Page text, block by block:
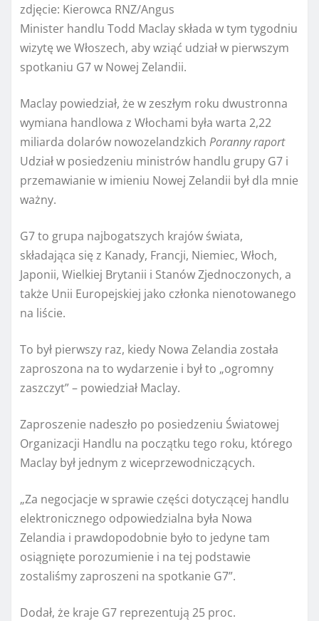
zdjęcie: Kierowca RNZ/Angus
Minister handlu Todd Maclay składa w tym tygodniu
wizytę we Włoszech, aby wziąć udział w pierwszym
spotkaniu G7 w Nowej Zelandii.
Maclay powiedział, że w zeszłym roku dwustronna
wymiana handlowa z Włochami była warta 2,22
miliarda dolarów nowozelandzkich Poranny raport
Udział w posiedzeniu ministrów handlu grupy G7 i
przemawianie w imieniu Nowej Zelandii był dla mnie
ważny.
G7 to grupa najbogatszych krajów świata,
składająca się z Kanady, Francji, Niemiec, Włoch,
Japonii, Wielkiej Brytanii i Stanów Zjednoczonych, a
także Unii Europejskiej jako członka nienotowanego
na liście.
To był pierwszy raz, kiedy Nowa Zelandia została
zaproszona na to wydarzenie i był to „ogromny
zaszczyt” – powiedział Maclay.
Zaproszenie nadeszło po posiedzeniu Światowej
Organizacji Handlu na początku tego roku, którego
Maclay był jednym z wiceprzewodniczących.
„Za negocjacje w sprawie części dotyczącej handlu
elektronicznego odpowiedzialna była Nowa
Zelandia i prawdopodobnie było to jedyne tam
osiągnięte porozumienie i na tej podstawie
zostaliśmy zaproszeni na spotkanie G7”.
Dodał, że kraje G7 reprezentują 25 proc.